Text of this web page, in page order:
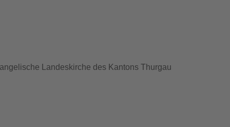
Landeskirche des Kantons Thurgau